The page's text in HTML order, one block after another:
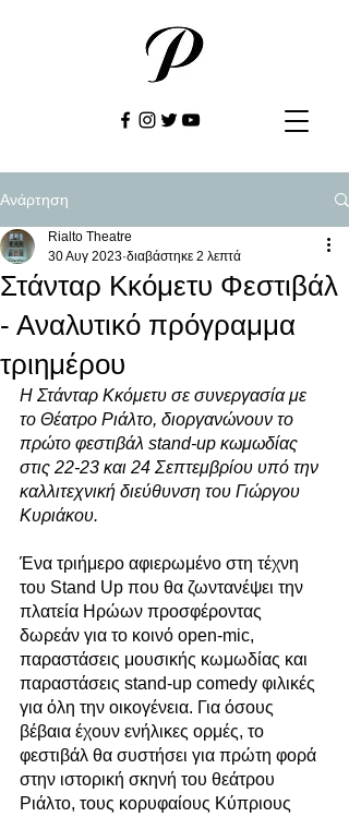
Ανάρτηση
Στάνταρ Κκόμετυ Φεστιβάλ
- Αναλυτικό πρόγραμμα
τριημέρου
Rialto Theatre
30 Αυγ 2023 διαβάστηκε 2 λεπτά
Η Στάνταρ Κκόμετυ σε συνεργασία με
το Θέατρο Ριάλτο, διοργανώνουν το
πρώτο φεστιβάλ stand-up κωμωδίας
στις 22-23 και 24 Σεπτεμβρίου υπό την
καλλιτεχνική διεύθυνση του Γιώργου
Κυριάκου.
Ένα τριήμερο αφιερωμένο στη τέχνη
του Stand Up που θα ζωντανέψει την
πλατεία Ηρώων προσφέροντας
δωρεάν για το κοινό open-mic,
παραστάσεις μουσικής κωμωδίας και
παραστάσεις stand-up comedy φιλικές
για όλη την οικογένεια. Για όσους
βέβαια έχουν ενήλικες ορμές, το
φεστιβάλ θα συστήσει για πρώτη φορά
στην ιστορική σκηνή του θεάτρου
Ριάλτο, τους κορυφαίους Κύπριους